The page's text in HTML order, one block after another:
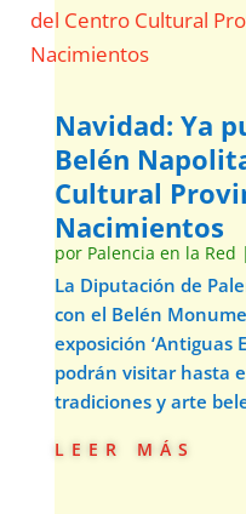
Navidad: Ya
Belén
Cultural
Nacimientos
por Palencia en la Red |
La Diputación de
con el Belén
exposición ‘Antiguas
podrán visitar hasta
tradiciones y arte
leer más